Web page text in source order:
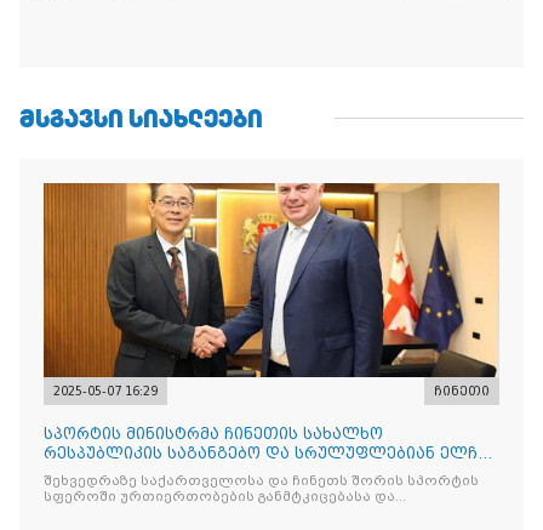
ᲛᲡᲒᲐᲕᲡᲘ ᲡᲘᲐᲮᲚᲔᲔᲑᲘ
2025-05-07 16:29 ჩინეთი
სპორტის მინისტრმა ჩინეთის სახალხო
რესპუბლიკის საგანგებო და სრულუფლებიან ელჩს
უმასპინძლა
შეხვედრაზე საქართველოსა და ჩინეთს შორის სპორტის
სფეროში ურთიერთობების განმტკიცებასა და